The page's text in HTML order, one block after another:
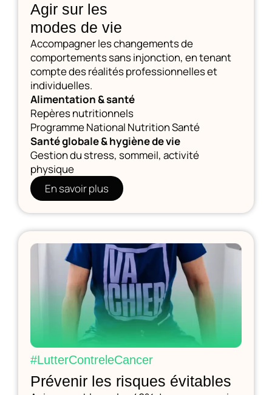
Agir sur les
modes de vie
Accompagner les changements de
comportements sans injonction, en tenant
compte des réalités professionnelles et
individuelles.
Alimentation & santé
Repères nutritionnels
Programme National Nutrition Santé
Santé globale & hygiène de vie
Gestion du stress, sommeil, activité
physique
En savoir plus
#LutterContreleCancer
Prévenir les risques évitables